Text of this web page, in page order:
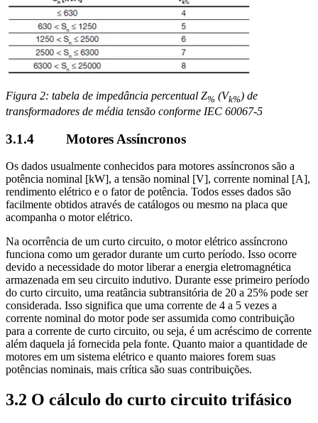
Figura 2: tabela de impedância percentual Z% (Vk%) de
transformadores de média tensão conforme IEC 60067-5
3.1.4 Motores Assíncronos
Os dados usualmente conhecidos para motores assíncronos são a
potência nominal [kW], a tensão nominal [V], corrente nominal [A],
rendimento elétrico e o fator de potência. Todos esses dados são
facilmente obtidos através de catálogos ou mesmo na placa que
acompanha o motor elétrico.
Na ocorrência de um curto circuito, o motor elétrico assíncrono
funciona como um gerador durante um curto período. Isso ocorre
devido a necessidade do motor liberar a energia eletromagnética
armazenada em seu circuito indutivo. Durante esse primeiro período
do curto circuito, uma reatância subtransitória de 20 a 25% pode ser
considerada. Isso significa que uma corrente de 4 a 5 vezes a
corrente nominal do motor pode ser assumida como contribuição
para a corrente de curto circuito, ou seja, é um acréscimo de corrente
além daquela já fornecida pela fonte. Quanto maior a quantidade de
motores em um sistema elétrico e quanto maiores forem suas
potências nominais, mais crítica são suas contribuições.
3.2 O cálculo do curto circuito trifásico